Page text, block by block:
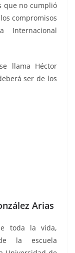
que no cumplió
compromisos
Internacional
llama Héctor
ser de los
Arias
toda la vida,
la escuela